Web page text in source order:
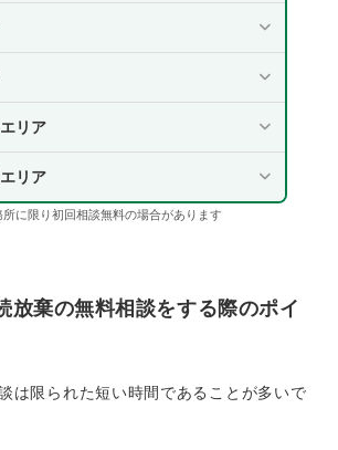
リア
リア
に限り初回相談無料の場合があります
放棄の無料相談をする際のポイ
は限られた短い時間であることが多いで